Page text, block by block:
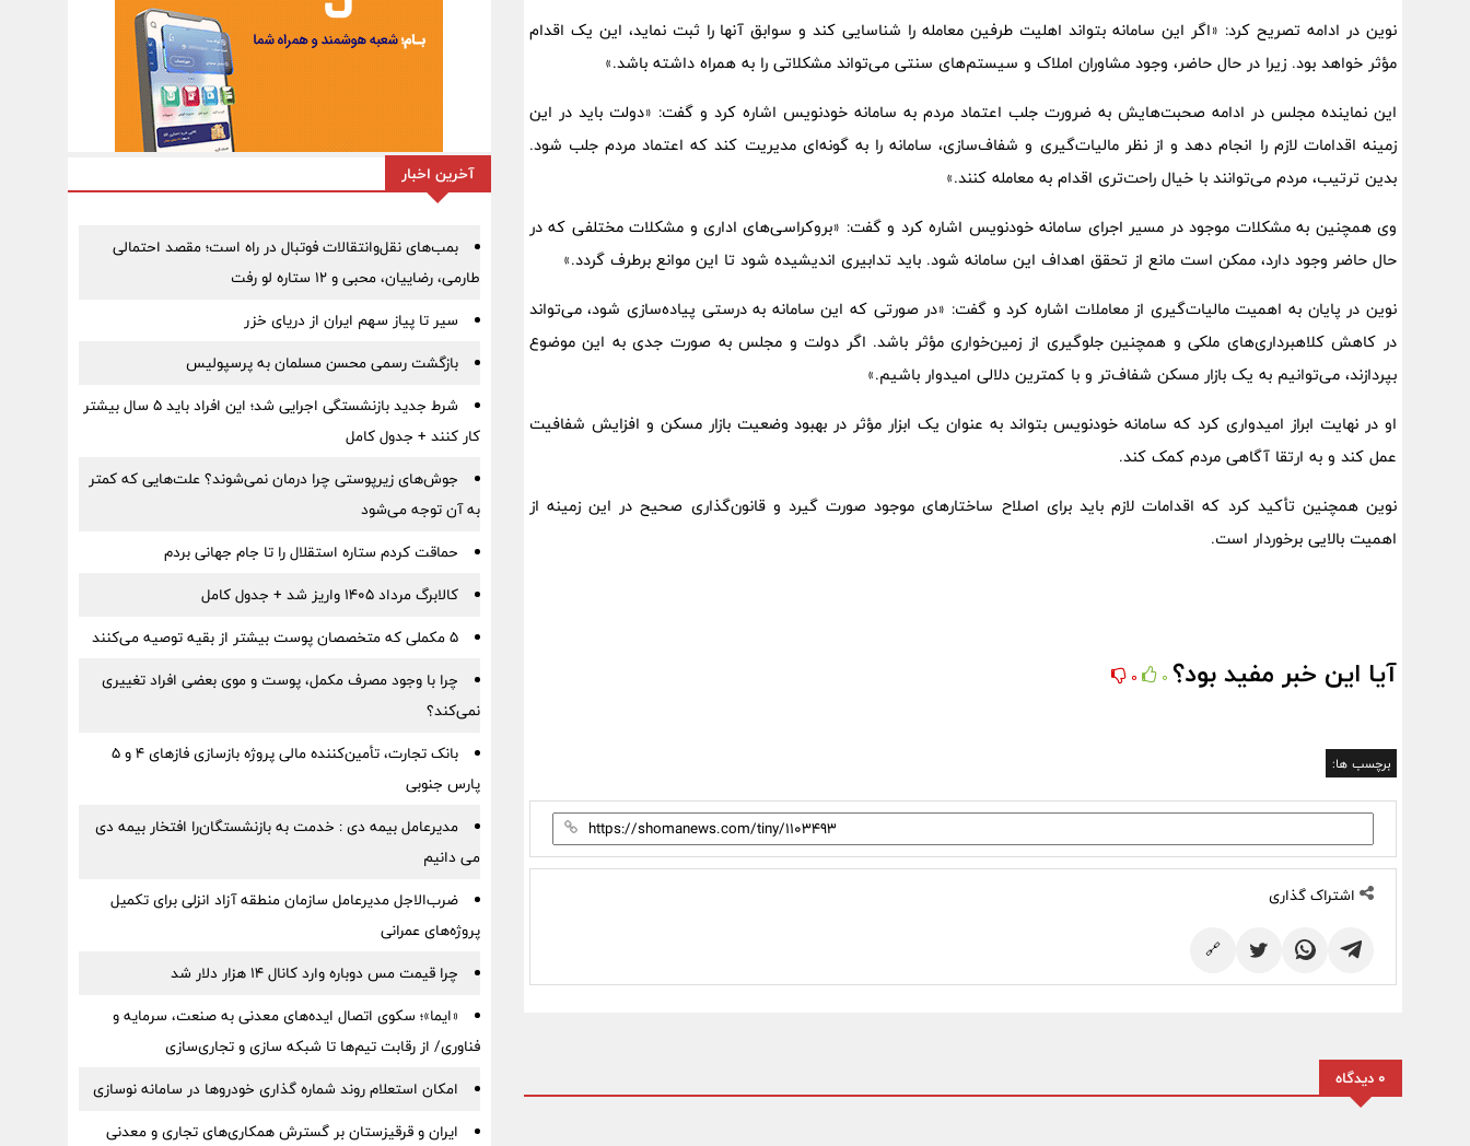
نوین در ادامه تصریح کرد: «اگر این سامانه بتواند اهلیت طرفین معامله را شناسایی کند و سوابق آنها را ثبت نماید، این یک اقدام
مؤثر خواهد بود. زیرا در حال حاضر، وجود مشاوران املاک و سیستم‌های سنتی می‌تواند مشکلاتی را به همراه داشته باشد.»
این نماینده مجلس در ادامه صحبت‌هایش به ضرورت جلب اعتماد مردم به سامانه خودنویس اشاره کرد و گفت: «دولت باید در این
زمینه اقدامات لازم را انجام دهد و از نظر مالیات‌گیری و شفاف‌سازی، سامانه را به گونه‌ای مدیریت کند که اعتماد مردم جلب شود.
بدین ترتیب، مردم می‌توانند با خیال راحت‌تری اقدام به معامله کنند.»
وی همچنین به مشکلات موجود در مسیر اجرای سامانه خودنویس اشاره کرد و گفت: «بروکراسی‌های اداری و مشکلات مختلفی که در
حال حاضر وجود دارد، ممکن است مانع از تحقق اهداف این سامانه شود. باید تدابیری اندیشیده شود تا این موانع برطرف گردد.»
نوین در پایان به اهمیت مالیات‌گیری از معاملات اشاره کرد و گفت: «در صورتی که این سامانه به درستی پیاده‌سازی شود، می‌تواند
در کاهش کلاهبرداری‌های ملکی و همچنین جلوگیری از زمین‌خواری مؤثر باشد. اگر دولت و مجلس به صورت جدی به این موضوع
بپردازند، می‌توانیم به یک بازار مسکن شفاف‌تر و با کمترین دلالی امیدوار باشیم.»
او در نهایت ابراز امیدواری کرد که سامانه خودنویس بتواند به عنوان یک ابزار مؤثر در بهبود وضعیت بازار مسکن و افزایش شفافیت
عمل کند و به ارتقا آگاهی مردم کمک کند.
نوین همچنین تأکید کرد که اقدامات لازم باید برای اصلاح ساختارهای موجود صورت گیرد و قانون‌گذاری صحیح در این زمینه از
اهمیت بالایی برخوردار است.
آیا این خبر مفید بود؟ 0
0
برچسب ها:
اشتراک گذاری
🔗
0 دیدگاه
آخرین اخبار
بمب‌های نقل‌وانتقالات فوتبال در راه است؛ مقصد احتمالی
طارمی، رضاییان، محبی و ۱۲ ستاره لو رفت
سیر تا پیاز سهم ایران از دریای خزر
بازگشت رسمی محسن مسلمان به پرسپولیس
شرط جدید بازنشستگی اجرایی شد؛ این افراد باید ۵ سال بیشتر
کار کنند + جدول کامل
جوش‌های زیرپوستی چرا درمان نمی‌شوند؟ علت‌هایی که کمتر
به آن توجه می‌شود
حماقت کردم ستاره استقلال را تا جام جهانی بردم
کالابرگ مرداد ۱۴۰۵ واریز شد + جدول کامل
۵ مکملی که متخصصان پوست بیشتر از بقیه توصیه می‌کنند
چرا با وجود مصرف مکمل، پوست و موی بعضی افراد تغییری
نمی‌کند؟
بانک تجارت، تأمین‌کننده مالی پروژه بازسازی فازهای ۴ و ۵
پارس جنوبی
مدیرعامل بیمه دی : خدمت به بازنشستگان‌را افتخار بیمه دی
می دانیم
ضرب‌الاجل مدیرعامل سازمان منطقه آزاد انزلی برای تكمیل
پروژه‌های عمرانی
چرا قیمت مس دوباره وارد کانال ۱۴ هزار دلار شد
«ایما»؛ سکوی اتصال ایده‌های معدنی به صنعت، سرمایه و
فناوری/ از رقابت تیم‌ها تا شبکه سازی و تجاری‌سازی
امکان استعلام روند شماره گذاری خودروها در سامانه نوسازی
ایران و قرقیزستان بر گسترش همکاری‌های تجاری و معدنی